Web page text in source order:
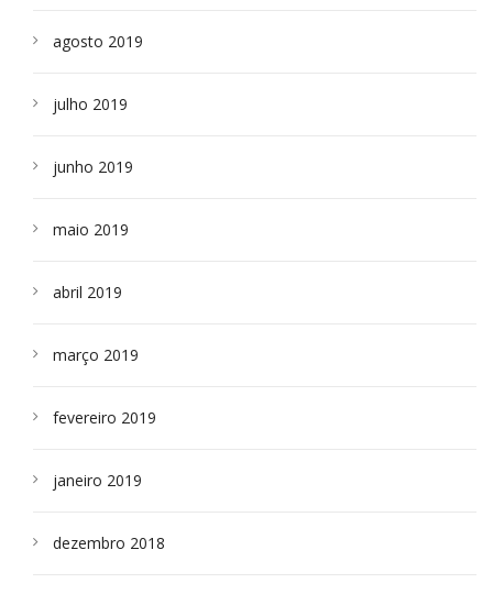
agosto 2019
julho 2019
junho 2019
maio 2019
abril 2019
março 2019
fevereiro 2019
janeiro 2019
dezembro 2018